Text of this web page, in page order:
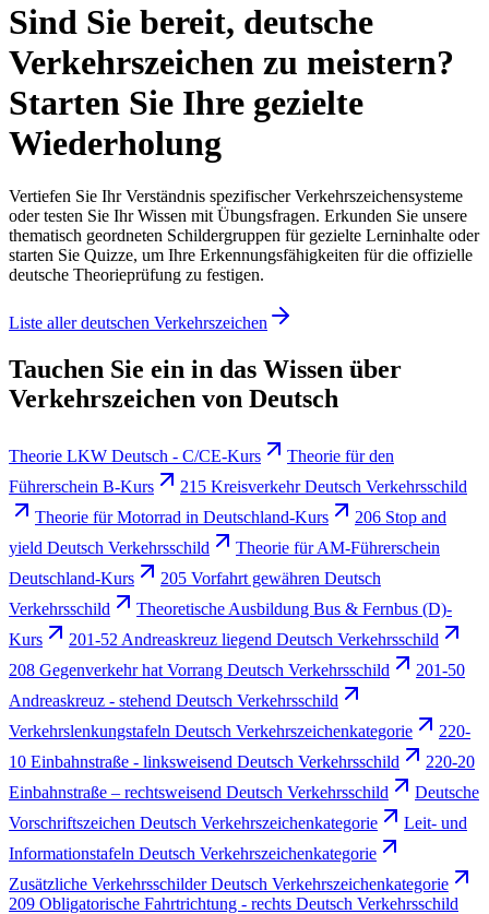
Sind Sie bereit, deutsche
Verkehrszeichen zu meistern?
Starten Sie Ihre gezielte
Wiederholung
Vertiefen Sie Ihr Verständnis spezifischer Verkehrszeichensysteme
oder testen Sie Ihr Wissen mit Übungsfragen. Erkunden Sie unsere
thematisch geordneten Schildergruppen für gezielte Lerninhalte oder
starten Sie Quizze, um Ihre Erkennungsfähigkeiten für die offizielle
deutsche Theorieprüfung zu festigen.
Liste aller deutschen Verkehrszeichen
Tauchen Sie ein in das Wissen über
Verkehrszeichen von Deutsch
Theorie LKW Deutsch - C/CE-Kurs
Theorie für den
Führerschein B-Kurs
215 Kreisverkehr Deutsch Verkehrsschild
Theorie für Motorrad in Deutschland-Kurs
206 Stop and
yield Deutsch Verkehrsschild
Theorie für AM-Führerschein
Deutschland-Kurs
205 Vorfahrt gewähren Deutsch
Verkehrsschild
Theoretische Ausbildung Bus & Fernbus (D)-
Kurs
201-52 Andreaskreuz liegend Deutsch Verkehrsschild
208 Gegenverkehr hat Vorrang Deutsch Verkehrsschild
201-50
Andreaskreuz - stehend Deutsch Verkehrsschild
Verkehrslenkungstafeln Deutsch Verkehrszeichenkategorie
220-
10 Einbahnstraße - linksweisend Deutsch Verkehrsschild
220-20
Einbahnstraße – rechtsweisend Deutsch Verkehrsschild
Deutsche
Vorschriftszeichen Deutsch Verkehrszeichenkategorie
Leit- und
Informationstafeln Deutsch Verkehrszeichenkategorie
Zusätzliche Verkehrsschilder Deutsch Verkehrszeichenkategorie
209 Obligatorische Fahrtrichtung - rechts Deutsch Verkehrsschild